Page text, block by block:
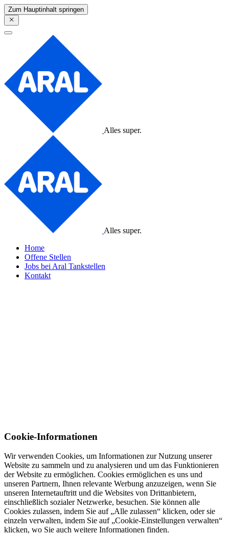
Zum Hauptinhalt springen
Alles super.
Alles super.
Home
Offene Stellen
Jobs bei Aral Tankstellen
Kontakt
Cookie-Informationen
Wir verwenden Cookies, um Informationen zur Nutzung unserer
Website zu sammeln und zu analysieren und um das Funktionieren
der Website zu ermöglichen. Cookies ermöglichen es uns und
unseren Partnern, Ihnen relevante Werbung anzuzeigen, wenn Sie
unseren Internetauftritt und die Websites von Drittanbietern,
einschließlich sozialer Netzwerke, besuchen. Sie können alle
Cookies zulassen, indem Sie auf „Alle zulassen“ klicken, oder sie
einzeln verwalten, indem Sie auf „Cookie-Einstellungen verwalten“
klicken, wo Sie auch weitere Informationen finden.